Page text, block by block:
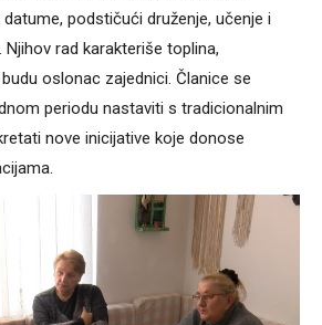
podstičući druženje, učenje i
rad karakteriše toplina,
oslonac zajednici. Članice se
periodu nastaviti s tradicionalnim
nove inicijative koje donose